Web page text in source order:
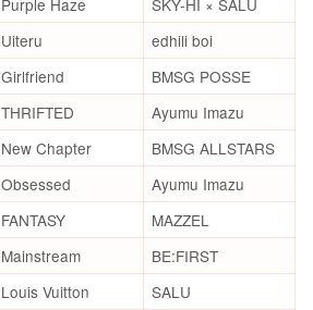
Uiteru
edhili boi
Girlfriend
BMSG POSSE
THRIFTED
Ayumu Imazu
New Chapter
BMSG ALLSTARS
Obsessed
Ayumu Imazu
FANTASY
MAZZEL
Mainstream
BE:FIRST
Louis Vuitton SALU